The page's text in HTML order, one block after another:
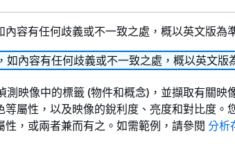
容有任何歧義或不一致之處，概以英文版為
如內容有任何歧義或不一致之處，概以英文版
測映像中的標籤 (物件和概念)，並擷取有關映
屬性，以及映像的銳利度、亮度和對比度。
，或兩者兼而有之。如需範例，請參閱 分析